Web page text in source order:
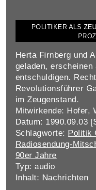
POLITIKER ALS
Herta Firnberg und
geladen,
entschuldigen.
Revolutionsführer
im Zeugenstand.
Mitwirkende: Hofer,
Datum: 1990.09.03
Schlagworte: Politik
Radiosendung-
90er Jahre
Typ: audio
Inhalt: Nachrichten